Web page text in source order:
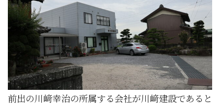
前出の川﨑幸治の所属する会社が川﨑建設であると